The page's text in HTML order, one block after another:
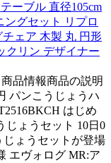
ーブル 直径105cm
グセット リプロ
ェア 木製 丸 円形
クリン デザイナー
品情報商品の説明
パンこうじょうハ
はじめ
じょうセット 10日0
じょうセットが登場
エヴォログ MR:ア